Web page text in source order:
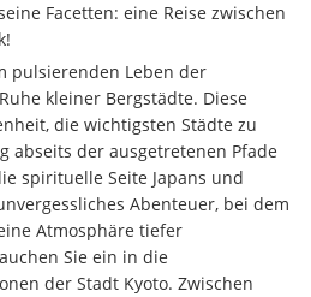
Facetten: eine Reise zwischen
pulsierenden Leben der
kleiner Bergstädte. Diese
die wichtigsten Städte zu
abseits der ausgetretenen Pfade
spirituelle Seite Japans und
Abenteuer, bei dem
Atmosphäre tiefer
Sie ein in die
der Stadt Kyoto. Zwischen